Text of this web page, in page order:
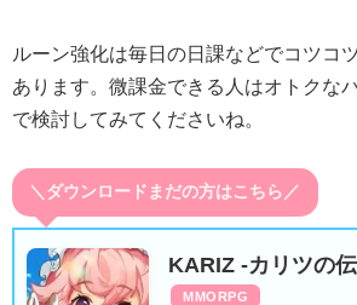
ルーン強化は毎日の日課などでコツコ
あります。微課金できる人はオトクな
で検討してみてくださいね。
＼ダウンロードまだの方はこちら／
KARIZ -カリツの
MMORPG